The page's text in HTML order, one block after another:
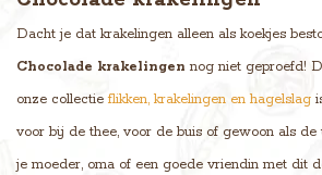
Dacht je dat krakelingen alleen als koekjes
Chocolade krakelingen nog niet geproefd!
onze collectieflikken, krakelingen en hagelslag
voor bij de thee, voor de buis of gewoon als de
je moeder, oma of een goede vriendin met dit